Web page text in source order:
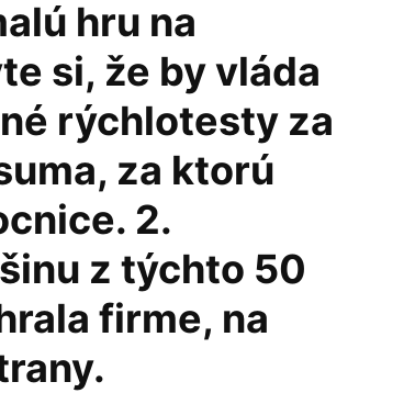
hru na
si, že by vláda
rýchlotesty za
za ktorú
2.
z týchto 50
firme, na